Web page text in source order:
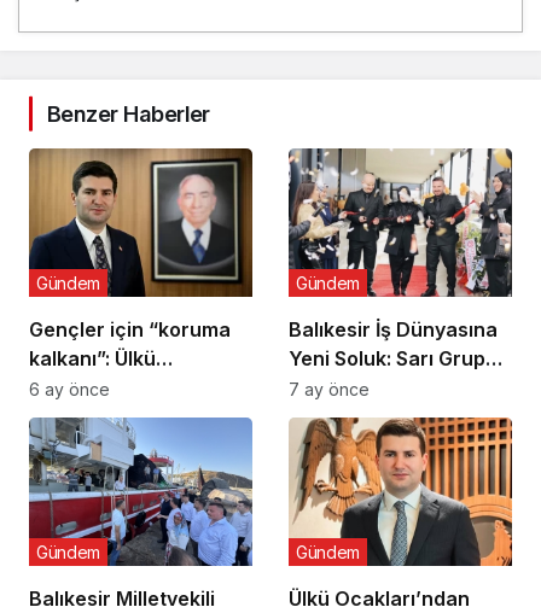
Benzer Haberler
Gençler için “koruma
kalkanı”: Ülkü
Ocaklarından
uyuşturucu ve dijital
bağımlılığa karşı
seferberlik
Gündem
6 ay önce
Balıkesir İş Dünyasına
Yeni Soluk: Sarı Grup
Törenle Açıldı
Gündem
7 ay önce
Balıkesir Milletvekili
Gündem
Ülkü Ocakları’ndan
Gündem